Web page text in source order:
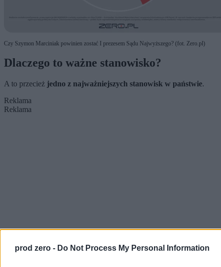
prod zero - Do Not Process My Personal Information
Czy Szymon Marciniak powinien zostać I prezesem Sądu Najwyższego? (fot. Zero.pl)
Dlaczego to ważne stanowisko?
A to przecież jedno z najważniejszych stanowisk w państwie.
Reklama
Reklama